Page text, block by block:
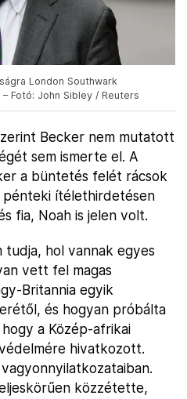
London Southwark
Fotó: John Sibley / Reuters
Becker nem mutatott
sem ismerte el. A
a büntetés felét rácsok
ítélethirdetésen
fia, Noah is jelen volt.
hol vannak egyes
vett fel magas
Britannia egyik
és hogyan próbálta
a Közép-afrikai
hivatkozott.
közzétette,